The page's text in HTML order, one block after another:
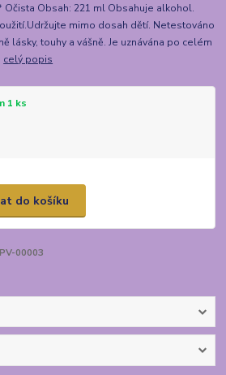
Očista Obsah: 221 ml Obsahuje alkohol.
mimo dosah dětí. Netestováno
lásky, touhy a vášně. Je uznávána po celém
celý popis
1 ks
do košíku
PV-00003